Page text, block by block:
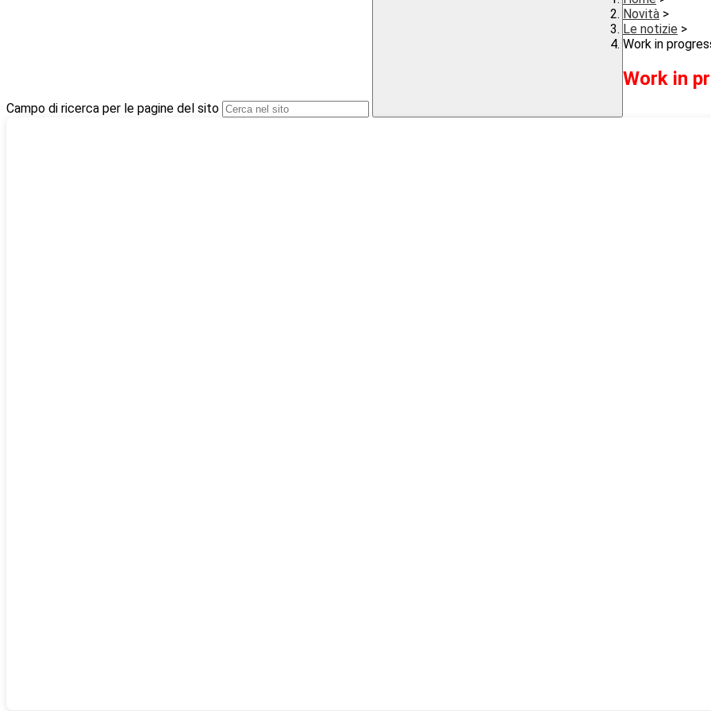
Campo di ricerca per le pagine del sito
Novità >
Le notizie >
Work in
Work in